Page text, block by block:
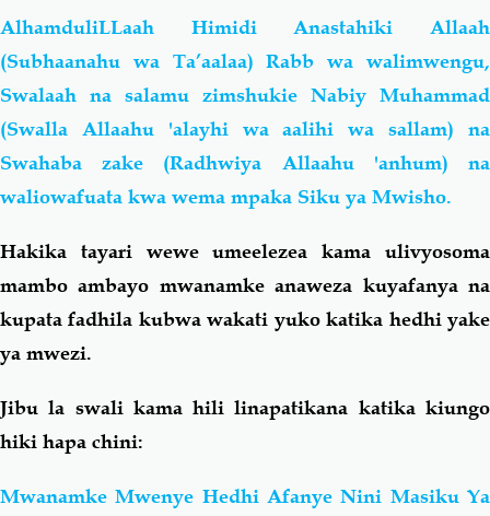
AlhamduliLLaah Himidi Anastahiki Allaah
(Subhaanahu wa Ta’aalaa) Rabb wa walimwengu,
Swalaah na salamu zimshukie Nabiy Muhammad
(Swalla Allaahu 'alayhi wa aalihi wa sallam) na
Swahaba zake (Radhwiya Allaahu 'anhum) na
waliowafuata kwa wema mpaka Siku ya Mwisho.
Hakika tayari wewe umeelezea kama ulivyosoma
mambo ambayo mwanamke anaweza kuyafanya na
kupata fadhila kubwa wakati yuko katika hedhi yake
ya mwezi.
Jibu la swali kama hili linapatikana katika kiungo
hiki hapa chini:
Mwanamke Mwenye Hedhi Afanye Nini Masiku Ya